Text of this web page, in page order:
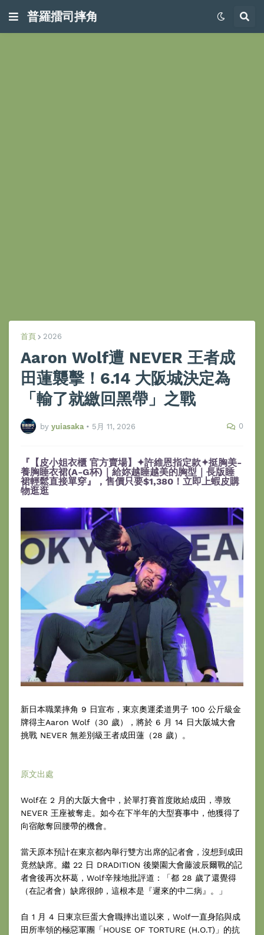
普羅擂司摔角
首頁 2026
Aaron Wolf遭 NEVER 王者成
田蓮襲擊！6.14 大阪城決定為
「輸了就繳回黑帶」之戰
by yuiasaka • 5月 11, 2026 0
『【皮小姐衣櫃 官方賣場】✦許維恩指定款✦挺胸美-
養胸睡衣裙(A-G杯)｜給妳越睡越美的胸型｜長版睡
裙輕鬆直接單穿』，售價只要$1,380！立即上蝦皮購
物逛逛
新日本職業摔角 9 日宣布，東京奧運柔道男子 100 公斤級金
牌得主Aaron Wolf（30 歲），將於 6 月 14 日大阪城大會
挑戰 NEVER 無差別級王者成田蓮（28 歲）。
原文出處
Wolf在 2 月的大阪大會中，於單打賽首度敗給成田，導致
NEVER 王座被奪走。如今在下半年的大型賽事中，他獲得了
向宿敵奪回腰帶的機會。
當天原本預計在東京都內舉行雙方出席的記者會，沒想到成田
竟然缺席。繼 22 日 DRADITION 後樂園大會藤波辰爾戰的記
者會後再次杯葛，Wolf辛辣地批評道：「都 28 歲了還覺得
（在記者會）缺席很帥，這根本是『遲來的中二病』。」
自 1 月 4 日東京巨蛋大會職摔出道以來，Wolf一直身陷與成
田所率領的極惡軍團「HOUSE OF TORTURE (H.O.T)」的抗